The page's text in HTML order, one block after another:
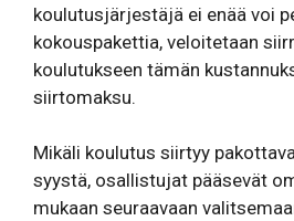
koulutusjärjestäjä ei enää voi
kokouspakettia, veloitetaan
koulutukseen tämän
siirtomaksu.
Mikäli koulutus siirtyy
syystä, osallistujat pääsevät
mukaan seuraavaan